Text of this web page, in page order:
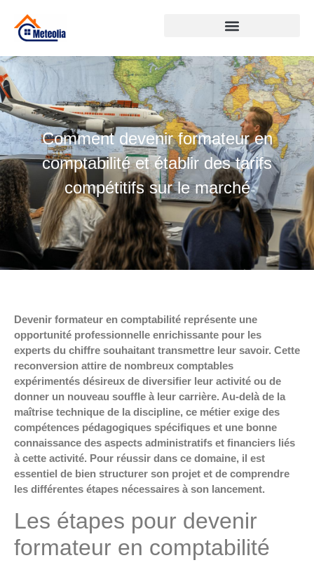
Comment devenir formateur en
comptabilité et établir des tarifs
compétitifs sur le marché
Devenir formateur en comptabilité représente une
opportunité professionnelle enrichissante pour les
experts du chiffre souhaitant transmettre leur savoir. Cette
reconversion attire de nombreux comptables
expérimentés désireux de diversifier leur activité ou de
donner un nouveau souffle à leur carrière. Au-delà de la
maîtrise technique de la discipline, ce métier exige des
compétences pédagogiques spécifiques et une bonne
connaissance des aspects administratifs et financiers liés
à cette activité. Pour réussir dans ce domaine, il est
essentiel de bien structurer son projet et de comprendre
les différentes étapes nécessaires à son lancement.
Les étapes pour devenir
formateur en comptabilité